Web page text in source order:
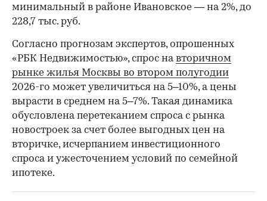
00:00
минимальный в районе Ивановское — на 2%, до
228,7 тыс. руб.
Согласно прогнозам экспертов, опрошенных
«РБК Недвижимостью», спрос навторичном
рынке жилья Москвы во втором полугодии
2026-го может увеличиться на 5–10%, а цены
вырасти в среднем на 5–7%. Такая динамика
обусловлена перетеканием спроса с рынка
новостроек за счет более выгодных цен на
вторичке, исчерпанием инвестиционного
спроса и ужесточением условий по семейной
ипотеке.